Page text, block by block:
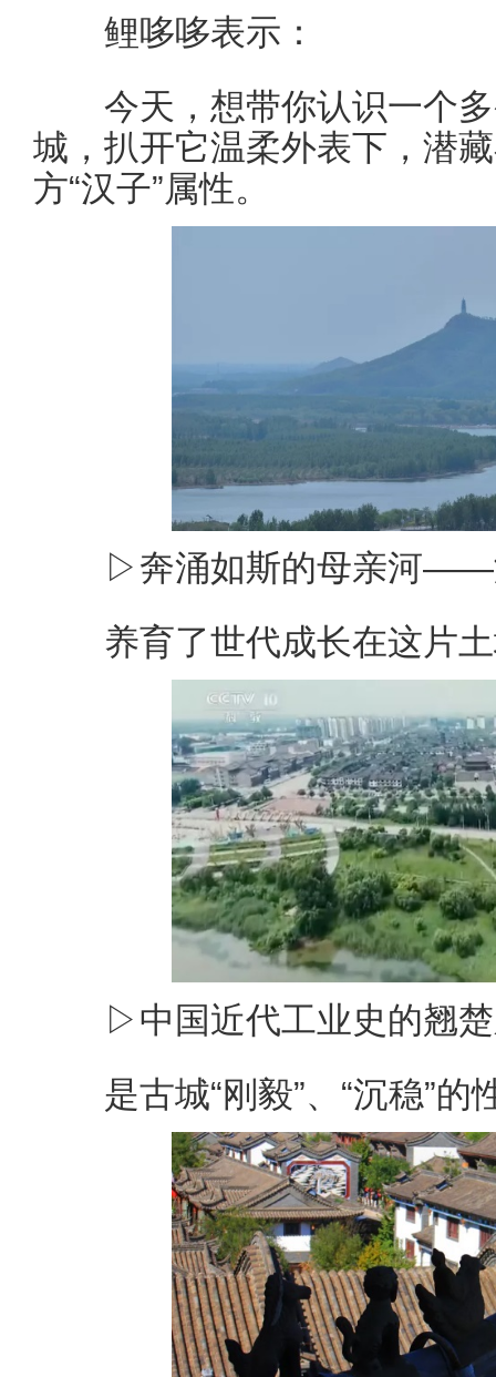
鲤哆哆表示：
今天，想带你认识一个多
城，扒开它温柔外表下，潜
方“汉子”属性。
▷奔涌如斯的母亲河——
养育了世代成长在这片土
▷中国近代工业史的翘
是古城“刚毅”、“沉稳”的